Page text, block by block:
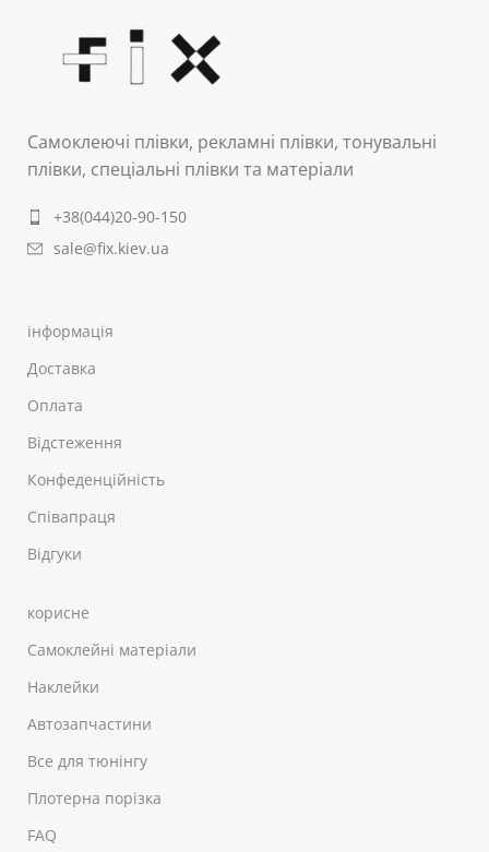
Самоклеючі плівки, рекламні плівки, тонувальні
плівки, спеціальні плівки та матеріали
+38(044)20-90-150
sale@fix.kiev.ua
інформація
Доставка
Оплата
Відстеження
Конфеденційність
Співапраця
Відгуки
корисне
Самоклейні матеріали
Наклейки
Автозапчастини
Все для тюнінгу
Плотерна порізка
FAQ